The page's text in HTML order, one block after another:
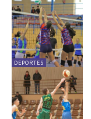
DEPORTES